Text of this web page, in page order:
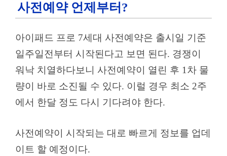
사전예약 언제부터?
아이패드 프로 7세대 사전예약은 출시일 기준
일주일전부터 시작된다고 보면 된다. 경쟁이
워낙 치열하다보니 사전예약이 열린 후 1차 물
량이 바로 소진될 수 있다. 이럴 경우 최소 2주
에서 한달 정도 다시 기다려야 한다.
사전예약이 시작되는 대로 빠르게 정보를 업데
이트 할 예정이다.